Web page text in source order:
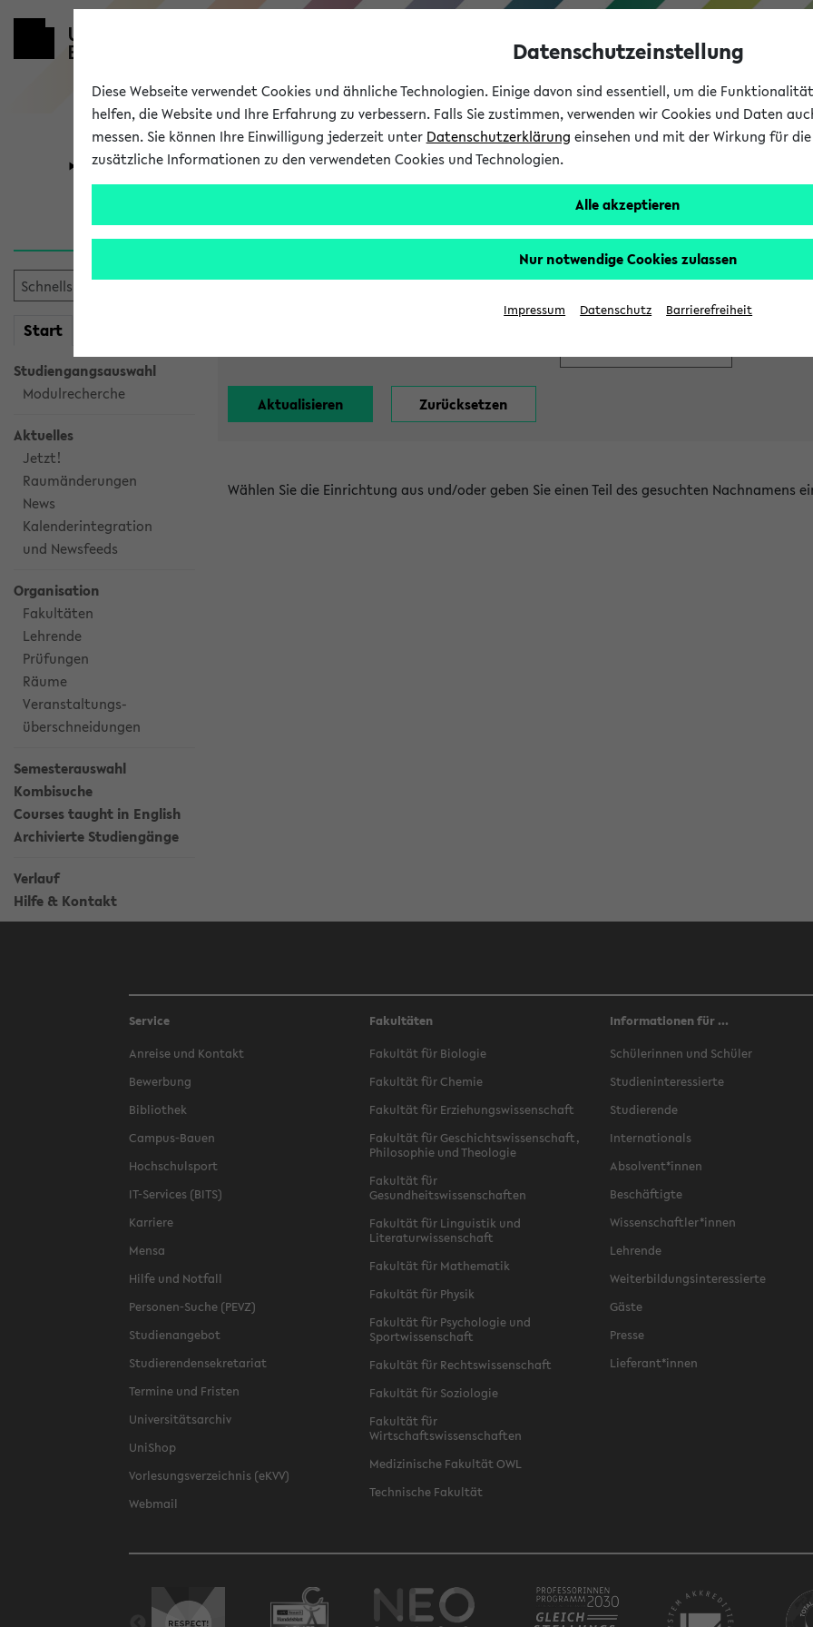
Universität Forschung Studium
Start
Studiengangsauswahl
Modulrecherche
Aktuelles
Jetzt!
Raumänderungen
News
Kalenderintegration
und Newsfeeds
Organisation
Fakultäten
Lehrende
Prüfungen
Räume
Veranstaltungs-
überschneidungen
Semesterauswahl
Kombisuche
Courses taught in English
Archivierte Studiengänge
Verlauf
Hilfe & Kontakt
Alle Lehrenden
Wählen Sie die Einrichtung aus und/oder geben Sie einen Teil des gesuchten Nachnamens
Service
Anreise und Kontakt
Bewerbung
Bibliothek
Campus-Bauen
Hochschulsport
IT-Services (BITS)
Karriere
Mensa
Hilfe und Notfall
Personen-Suche (PEVZ)
Studienangebot
Studierendensekretariat
Termine und Fristen
Universitätsarchiv
UniShop
Vorlesungsverzeichnis (eKVV)
Webmail
Fakultäten
Fakultät für Biologie
Fakultät für Chemie
Fakultät für Erziehungswissenschaft
Fakultät für Geschichtswissenschaft,
Philosophie und Theologie
Fakultät für
Gesundheitswissenschaften
Fakultät für Linguistik und
Literaturwissenschaft
Fakultät für Mathematik
Fakultät für Physik
Fakultät für Psychologie und
Sportwissenschaft
Fakultät für Rechtswissenschaft
Fakultät für Soziologie
Fakultät für
Wirtschaftswissenschaften
Medizinische Fakultät OWL
Technische Fakultät
Informationen für ...
Schülerinnen und Schüler
Studieninteressierte
Studierende
Internationals
Absolvent*innen
Beschäftigte
Wissenschaftler*innen
Lehrende
Weiterbildungsinteressierte
Gäste
Presse
Lieferant*innen
Datenschutzeinstellung
Diese Webseite verwendet Cookies und ähnliche Technologien. Einige davon sind essentiell, um die
helfen, die Website und Ihre Erfahrung zu verbessern. Falls Sie zustimmen, verwenden wir Cookies und Daten
messen. Sie können Ihre Einwilligung jederzeit unter Datenschutzerklärung einsehen und mit der Wirkung für
zusätzliche Informationen zu den verwendeten Cookies und Technologien.
Alle akzeptieren
Nur notwendige Cookies zulassen
Impressum Datenschutz Barrierefreiheit